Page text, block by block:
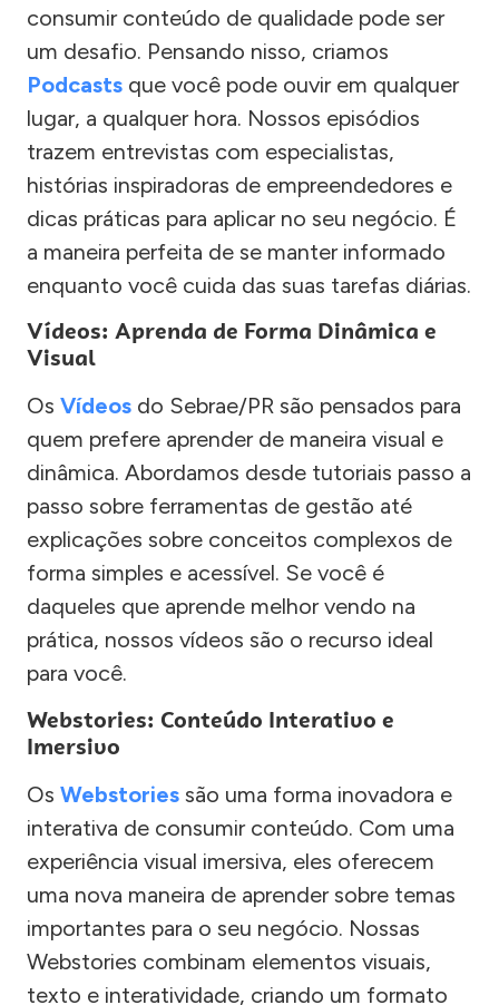
consumir conteúdo de qualidade pode ser
um desafio. Pensando nisso, criamos
Podcasts que você pode ouvir em qualquer
lugar, a qualquer hora. Nossos episódios
trazem entrevistas com especialistas,
histórias inspiradoras de empreendedores e
dicas práticas para aplicar no seu negócio. É
a maneira perfeita de se manter informado
enquanto você cuida das suas tarefas diárias.
Vídeos: Aprenda de Forma Dinâmica e
Visual
Os Vídeos do Sebrae/PR são pensados para
quem prefere aprender de maneira visual e
dinâmica. Abordamos desde tutoriais passo a
passo sobre ferramentas de gestão até
explicações sobre conceitos complexos de
forma simples e acessível. Se você é
daqueles que aprende melhor vendo na
prática, nossos vídeos são o recurso ideal
para você.
Webstories: Conteúdo Interativo e
Imersivo
Os Webstories são uma forma inovadora e
interativa de consumir conteúdo. Com uma
experiência visual imersiva, eles oferecem
uma nova maneira de aprender sobre temas
importantes para o seu negócio. Nossas
Webstories combinam elementos visuais,
texto e interatividade, criando um formato